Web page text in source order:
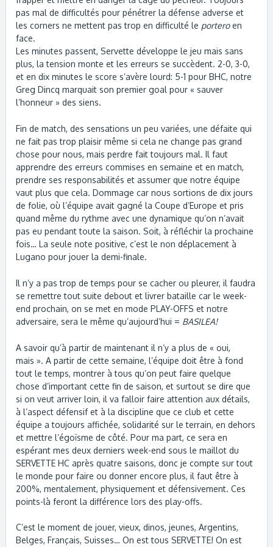
pas mal de difficultés pour pénétrer la défense adverse et
les corners ne mettent pas trop en difficulté le porteroen
face.
Les minutes passent, Servette développe le jeu mais sans
plus, la tension monte et les erreurs se succèdent. 2-0, 3-0,
et en dix minutes le score s’avère lourd: 5-1 pour BHC, notre
Greg Dincq marquait son premier goal pour « sauver
l’honneur » des siens.
Fin de match, des sensations un peu variées, une défaite qui
ne fait pas trop plaisir même si cela ne change pas grand
chose pour nous, mais perdre fait toujours mal. Il faut
apprendre des erreurs commises en semaine et en match,
prendre ses responsabilités et assumer que notre équipe
vaut plus que cela. Dommage car nous sortions de dix jours
de folie, où l’équipe avait gagné la Coupe d’Europe et pris
quand même du rythme avec une dynamique qu’on n’avait
pas eu pendant toute la saison. Soit, à réfléchir la prochaine
fois… La seule note positive, c’est le non déplacement à
Lugano pour jouer la demi-finale.
Il n’y a pas trop de temps pour se cacher ou pleurer, il faudra
se remettre tout suite debout et livrer bataille car le week-
end prochain, on se met en mode PLAY-OFFS et notre
adversaire, sera le même qu’aujourd’hui = BASILEA!
A savoir qu’à partir de maintenant il n’y a plus de « oui,
mais ». A partir de cette semaine, l’équipe doit être à fond
tout le temps, montrer à tous qu’on peut faire quelque
chose d’important cette fin de saison, et surtout se dire que
si on veut arriver loin, il va falloir faire attention aux détails,
à l’aspect défensif et à la discipline que ce club et cette
équipe a toujours affichée, solidarité sur le terrain, en dehors
et mettre l’égoïsme de côté. Pour ma part, ce sera en
espérant mes deux derniers week-end sous le maillot du
SERVETTE HC après quatre saisons, donc je compte sur tout
le monde pour faire ou donner encore plus, il faut être à
200%, mentalement, physiquement et défensivement. Ces
points-là feront la différence lors des play-offs.
C’est le moment de jouer, vieux, dinos, jeunes, Argentins,
Belges, Français, Suisses… On est tous SERVETTE! On est